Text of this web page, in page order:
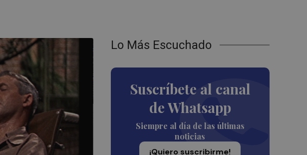
Lo Más Escuchado
Suscríbete al canal
de Whatsapp
Siempre al día de las últimas
noticias
¡Quiero suscribirme!